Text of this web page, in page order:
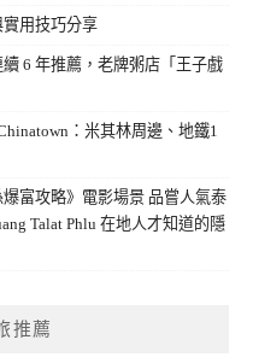
用技巧分享
6 年推薦，老牌粥店「王子戲
：米其林周邊、地鐵1
富攻略》電影場景 品嘗人氣泰
Talat Phlu 在地人才知道的隱
推薦